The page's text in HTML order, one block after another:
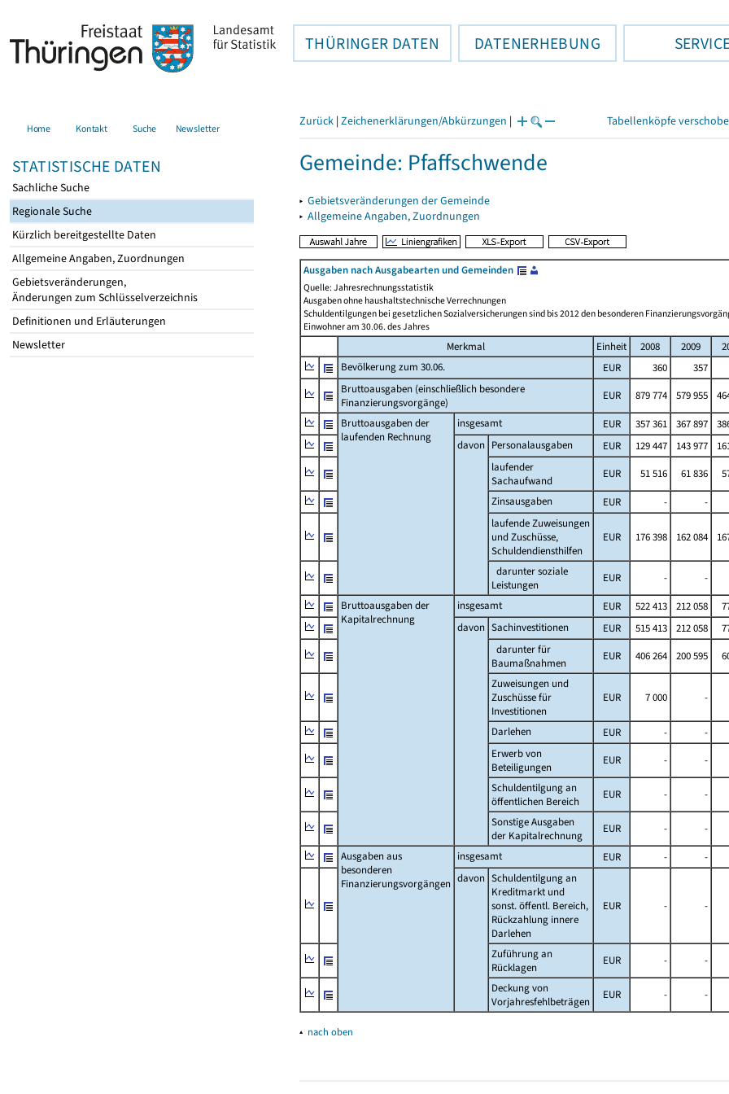
THÜRINGER DATEN DATENERHEBUNG
Home Kontakt Suche Newsletter
STATISTISCHE DATEN
Sachliche Suche
Regionale Suche
Kürzlich bereitgestellte Daten
Allgemeine Angaben, Zuordnungen
Gebietsveränderungen,
Änderungen zum Schlüsselverzeichnis
Definitionen und Erläuterungen
Newsletter
Zurück | Zeichenerklärungen/Abkürzungen | Tabellenköpfe
Gemeinde: Pfaffschwende
▸ Gebietsveränderungen der Gemeinde
▸ Allgemeine Angaben, Zuordnungen
Ausgaben nach Ausgabearten und Gemeinden
Quelle: Jahresrechnungsstatistik
Ausgaben ohne haushaltstechnische Verrechnungen
Schuldentilgungen bei gesetzlichen Sozialversicherungen sind bis 2012 den besonderen
Einwohner am 30.06. des Jahres
Merkmal Einheit 2008 2009
Bevölkerung zum 30.06.
EUR 360 357
Bruttoausgaben (einschließlich besondere
Finanzierungsvorgänge)
EUR 879 774 579 955
Bruttoausgaben der
laufenden Rechnung
insgesamt EUR 357 361 367 897
davon Personalausgaben EUR 129 447 143 977
laufender
Sachaufwand
EUR 51 516 61 836
Zinsausgaben
EUR - -
laufende Zuweisungen
und Zuschüsse,
Schuldendiensthilfen
EUR 176 398 162 084
darunter soziale
Leistungen
EUR - -
Bruttoausgaben der
Kapitalrechnung
insgesamt EUR 522 413 212 058
davon Sachinvestitionen EUR 515 413 212 058
darunter für
Baumaßnahmen
EUR 406 264 200 595
Zuweisungen und
Zuschüsse für
Investitionen
EUR 7 000 -
Darlehen EUR - -
Erwerb von
Beteiligungen
EUR - -
Schuldentilgung an
öffentlichen Bereich
EUR - -
Sonstige Ausgaben
der Kapitalrechnung
EUR - -
Ausgaben aus
besonderen
Finanzierungsvorgängen
insgesamt EUR - -
davon Schuldentilgung an
Kreditmarkt und
sonst. öffentl. Bereich,
Rückzahlung innere
Darlehen
EUR - -
Zuführung an
Rücklagen
EUR - -
Deckung von
Vorjahresfehlbeträgen
EUR - -
▴ nach oben